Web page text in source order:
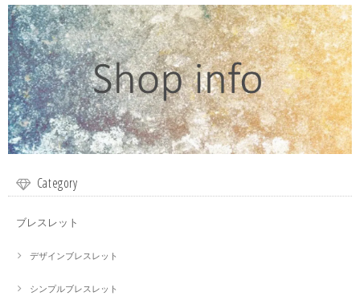
Category
ブレスレット
デザインブレスレット
シンプルブレスレット